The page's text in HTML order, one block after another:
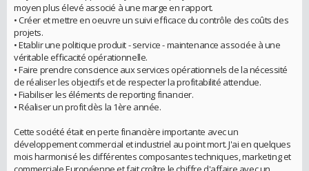
moyen plus élevé associé à une marge en rapport.
• Créer et mettre en oeuvre un suivi efficace du contrôle des coûts des
projets.
• Etablir une politique produit - service - maintenance associée à une
véritable efficacité opérationnelle.
• Faire prendre conscience aux services opérationnels de la nécessité
de réaliser les objectifs et de respecter la profitabilité attendue.
• Fiabiliser les éléments de reporting financier.
• Réaliser un profit dès la 1ère année.
Cette société était en perte financière importante avec un
développement commercial et industriel au point mort. J'ai en quelques
mois harmonisé les différentes composantes techniques, marketing et